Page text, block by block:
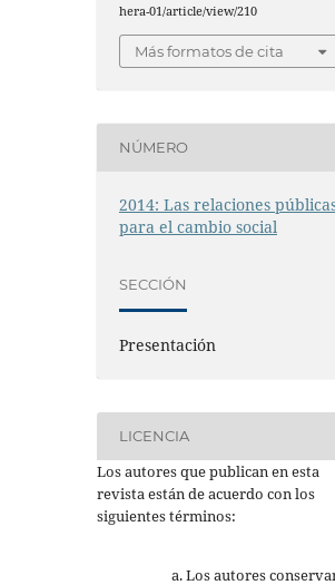
hera-01/article/view/210
Más formatos de cita
NÚMERO
2014: Las relaciones
para el cambio social
SECCIÓN
Presentación
LICENCIA
Los autores que publican en esta
revista están de acuerdo con los
siguientes términos:
Los autores